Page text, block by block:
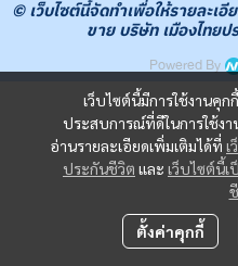
เว็บไซต์นี้มีการใช้งานคุ
ประสบการณ์ที่ดีในการใช้ง
อ่านรายละเอียดเพิ่มเติมได้ที่ เ
ประกันชีวิต และ เว็บไซต์นี้
ตั้งค่าคุกกี้
© เว็บไซต์นี้จัดทำเพื่อให้รายละเ
ขาย บริษัท เมืองไทย
Powered By